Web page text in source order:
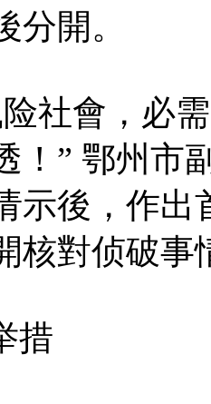
分開。
社會，必
！” 鄂州市
示後，作出
核對侦破事
措